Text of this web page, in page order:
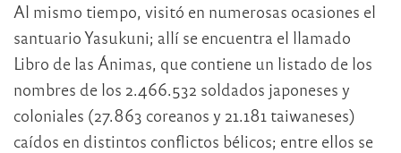
Al mismo tiempo, visitó en numerosas ocasiones el
santuario Yasukuni; allí se encuentra el llamado
Libro de las Ánimas, que contiene un listado de los
nombres de los 2.466.532 soldados japoneses y
coloniales (27.863 coreanos y 21.181 taiwaneses)
caídos en distintos conflictos bélicos; entre ellos se